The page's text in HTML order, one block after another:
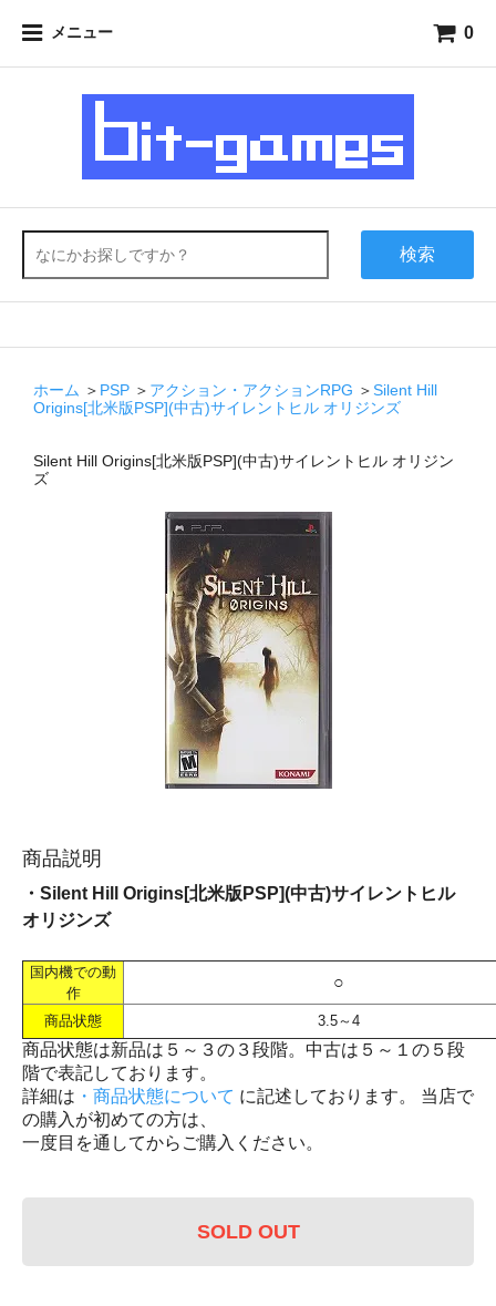
メニュー 0
検索
ホーム ＞ PSP ＞ アクション・アクションRPG ＞Silent Hill
Origins[北米版PSP](中古)サイレントヒル オリジンズ
Silent Hill Origins[北米版PSP](中古)サイレントヒル オリジン
ズ
商品説明
・Silent Hill Origins[北米版PSP](中古)サイレントヒル
オリジンズ
国内機での動
作
○
商品状態 3.5～4
商品状態は新品は５～３の３段階。中古は５～１の５段
階で表記しております。
詳細は ・商品状態について に記述しております。 当店で
の購入が初めての方は、
一度目を通してからご購入ください。
SOLD OUT